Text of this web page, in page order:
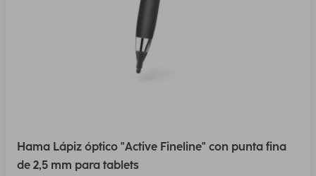
Hama Lápiz óptico "Active Fineline" con punta fina
de 2,5 mm para tablets